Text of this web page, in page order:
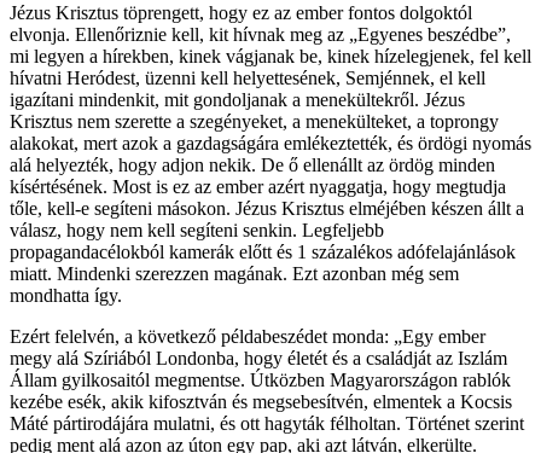
Jézus Krisztus töprengett, hogy ez az ember fontos dolgoktól
elvonja. Ellenőriznie kell, kit hívnak meg az „Egyenes beszédbe”,
mi legyen a hírekben, kinek vágjanak be, kinek hízelegjenek, fel kell
hívatni Heródest, üzenni kell helyettesének, Semjénnek, el kell
igazítani mindenkit, mit gondoljanak a menekültekről. Jézus
Krisztus nem szerette a szegényeket, a menekülteket, a toprongy
alakokat, mert azok a gazdagságára emlékeztették, és ördögi nyomás
alá helyezték, hogy adjon nekik. De ő ellenállt az ördög minden
kísértésének. Most is ez az ember azért nyaggatja, hogy megtudja
tőle, kell-e segíteni másokon. Jézus Krisztus elméjében készen állt a
válasz, hogy nem kell segíteni senkin. Legfeljebb
propagandacélokból kamerák előtt és 1 százalékos adófelajánlások
miatt. Mindenki szerezzen magának. Ezt azonban még sem
mondhatta így.
Ezért felelvén, a következő példabeszédet monda: „Egy ember
megy alá Szíriából Londonba, hogy életét és a családját az Iszlám
Állam gyilkosaitól megmentse. Útközben Magyarországon rablók
kezébe esék, akik kifosztván és megsebesítvén, elmentek a Kocsis
Máté pártirodájára mulatni, és ott hagyták félholtan. Történet szerint
pedig ment alá azon az úton egy pap, aki azt látván, elkerülte.